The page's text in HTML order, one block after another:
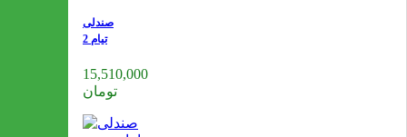
صندلی
تیام 2
15,510,000
تومان